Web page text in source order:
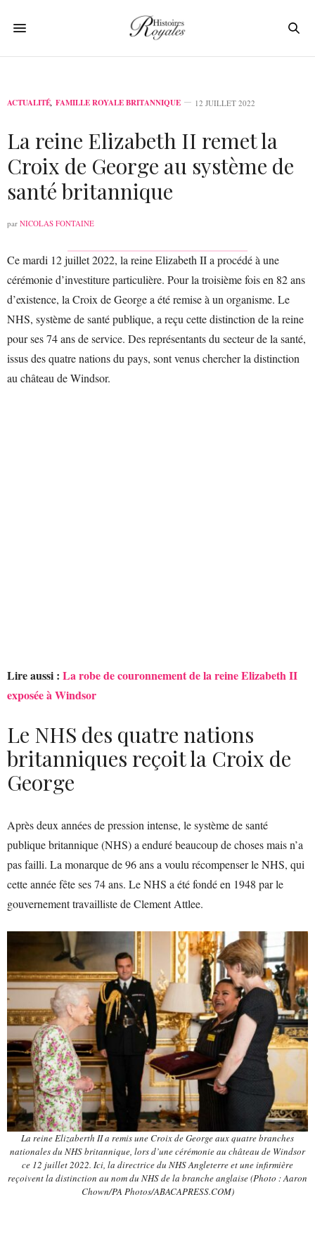
ACTUALITÉ, FAMILLE ROYALE BRITANNIQUE 12 JUILLET 2022
La reine Elizabeth II remet la
Croix de George au système de
santé britannique
par NICOLAS FONTAINE
Ce mardi 12 juillet 2022, la reine Elizabeth II a procédé à une
cérémonie d’investiture particulière. Pour la troisième fois en 82 ans
d’existence, la Croix de George a été remise à un organisme. Le
NHS, système de santé publique, a reçu cette distinction de la reine
pour ses 74 ans de service. Des représentants du secteur de la santé,
issus des quatre nations du pays, sont venus chercher la distinction
au château de Windsor.
Lire aussi : La robe de couronnement de la reine Elizabeth II
exposée à Windsor
Le NHS des quatre nations
britanniques reçoit la Croix de
George
Après deux années de pression intense, le système de santé
publique britannique (NHS) a enduré beaucoup de choses mais n’a
pas failli. La monarque de 96 ans a voulu récompenser le NHS, qui
cette année fête ses 74 ans. Le NHS a été fondé en 1948 par le
gouvernement travailliste de Clement Attlee.
La reine Elizaberth II a remis une Croix de George aux quatre branches
nationales du NHS britannique, lors d’une cérémonie au château de Windsor
ce 12 juillet 2022. Ici, la directrice du NHS Angleterre et une infirmière
reçoivent la distinction au nom du NHS de la branche anglaise (Photo : Aaron
Chown/PA Photos/ABACAPRESS.COM)